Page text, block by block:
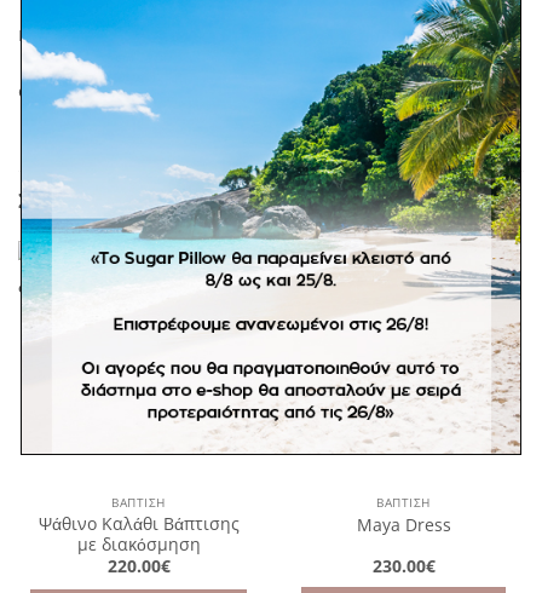
ΕΠΙΠΛΈΟΝ ΠΛΗΡΟΦΟΡΊΕΣ
Φόρεμα βάπτισης με υπόλευκη οργάτζα με κέντημα.
ΣΧΕΤΙΚΆ ΠΡΟΪΌΝΤΑ
στην λίστα
επιθυμιών
ΒΑΠΤΙΣΗ
Ψάθινο Καλάθι Βάπτισης
με διακόσμηση
220.00€
Πρόσθήκη
επιθυμιών
ΒΑΠΤΙΣΗ
Maya Dress
230.00€